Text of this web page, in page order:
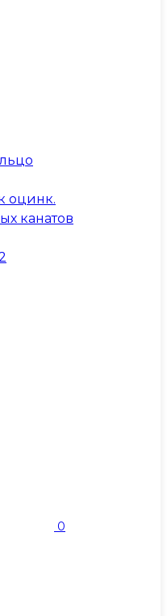
оцинк.
канатов
0